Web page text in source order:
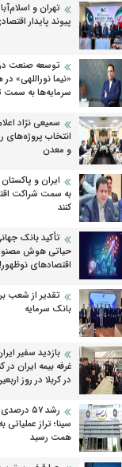
تهران و
پیوند پایدار
توسعه صنعت
«نیما نوراللهی»
سرمایه‌ها به سمت
انتخاب
و معدن
ایران و پاکستان
به سمت شراکت
کنند
تأکید بانک
حیاتی هوش
اقتصادهای نوظهور!
تقدیر از شعب
بانک سرمایه
بازدید سفیر
غرفه بیمه ایران
در کربلا در روز
رشد ۵۷
همت رسید